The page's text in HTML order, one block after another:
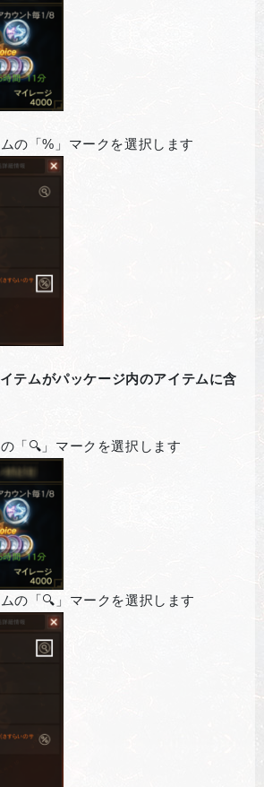
の「%」マークを選択します
テムがパッケージ内のアイテムに含
「🔍」マークを選択します
の「🔍」マークを選択します